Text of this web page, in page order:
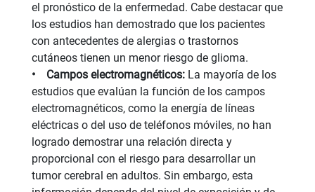
el pronóstico de la enfermedad. Cabe destacar que
los estudios han demostrado que los pacientes
con antecedentes de alergias o trastornos
cutáneos tienen un menor riesgo de glioma.
• Campos electromagnéticos: La mayoría de los
estudios que evalúan la función de los campos
electromagnéticos, como la energía de líneas
eléctricas o del uso de teléfonos móviles, no han
logrado demostrar una relación directa y
proporcional con el riesgo para desarrollar un
tumor cerebral en adultos. Sin embargo, esta